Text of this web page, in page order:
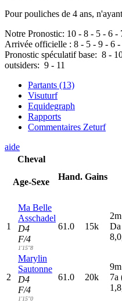
Pour pouliches de 4 ans,
Notre Pronostic: 10 - 8 - 5 - 6 -
Arrivée officielle : 8 - 5 - 9 - 6 -
Pronostic spéculatif base: 8 -
outsiders: 9 - 11
Partants (13)
Visuturf
Equidegraph
Rapports
Commentaires Zeturf
aide
Cheval
Age-Sexe
Hand. Gains
1
Ma Belle
Asschadel
D4
F/4
1'15"8
61.0 15k
2m
Da
2
Marylin
Sautonne
D4
F/4
1'15"0
61.0 20k
9m
7a